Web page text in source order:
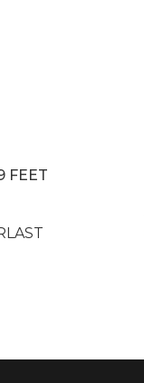
FEET